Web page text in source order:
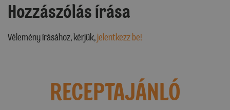
Hozzászólás írása
Vélemény írásához, kérjük,jelentkezz be!
RECEPTAJÁNLÓ